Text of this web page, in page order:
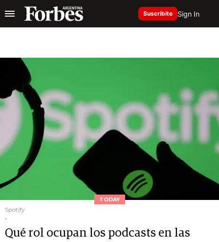
Suscribite Sign In
TODAY
Spotify
.
Qué rol ocupan los podcasts en las